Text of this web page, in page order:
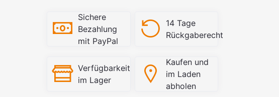
Sichere
Bezahlung
mit PayPal
14 Tage
Rückgaberecht
Verfügbarkeit
im Lager
Kaufen und
im Laden
abholen